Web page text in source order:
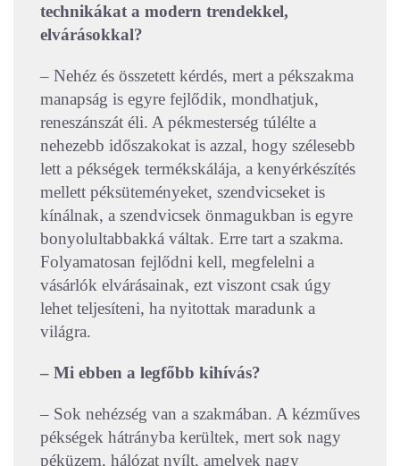
technikákat a modern trendekkel,
elvárásokkal?
– Nehéz és összetett kérdés, mert a pékszakma
manapság is egyre fejlődik, mondhatjuk,
reneszánszát éli. A pékmesterség túlélte a
nehezebb időszakokat is azzal, hogy szélesebb
lett a pékségek termékskálája, a kenyérkészítés
mellett péksüteményeket, szendvicseket is
kínálnak, a szendvicsek önmagukban is egyre
bonyolultabbakká váltak. Erre tart a szakma.
Folyamatosan fejlődni kell, megfelelni a
vásárlók elvárásainak, ezt viszont csak úgy
lehet teljesíteni, ha nyitottak maradunk a
világra.
– Mi ebben a legfőbb kihívás?
– Sok nehézség van a szakmában. A kézműves
pékségek hátrányba kerültek, mert sok nagy
péküzem, hálózat nyílt, amelyek nagy